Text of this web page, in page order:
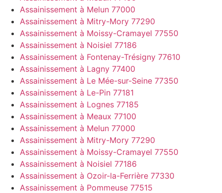
Assainissement à Melun 77000
Assainissement à Mitry-Mory 77290
Assainissement à Moissy-Cramayel 77550
Assainissement à Noisiel 77186
Assainissement à Fontenay-Trésigny 77610
Assainissement à Lagny 77400
Assainissement à Le Mée-sur-Seine 77350
Assainissement à Le-Pin 77181
Assainissement à Lognes 77185
Assainissement à Meaux 77100
Assainissement à Melun 77000
Assainissement à Mitry-Mory 77290
Assainissement à Moissy-Cramayel 77550
Assainissement à Noisiel 77186
Assainissement à Ozoir-la-Ferrière 77330
Assainissement à Pommeuse 77515